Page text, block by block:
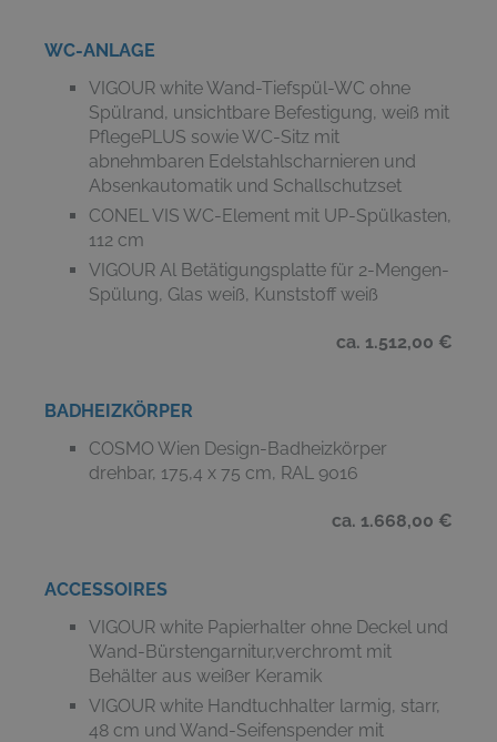
WC-ANLAGE
VIGOUR white Wand-Tiefspül-WC ohne
Spülrand, unsichtbare Befestigung, weiß mit
PflegePLUS sowie WC-Sitz mit
abnehmbaren Edelstahlscharnieren und
Absenkautomatik und Schallschutzset
CONEL VIS WC-Element mit UP-Spülkasten,
112 cm
VIGOUR Al Betätigungsplatte für 2-Mengen-
Spülung, Glas weiß, Kunststoff weiß
ca. 1.512,00 €
BADHEIZKÖRPER
COSMO Wien Design-Badheizkörper
drehbar, 175,4 x 75 cm, RAL 9016
ca. 1.668,00 €
ACCESSOIRES
VIGOUR white Papierhalter ohne Deckel und
Wand-Bürstengarnitur,verchromt mit
Behälter aus weißer Keramik
VIGOUR white Handtuchhalter larmig, starr,
48 cm und Wand-Seifenspender mit